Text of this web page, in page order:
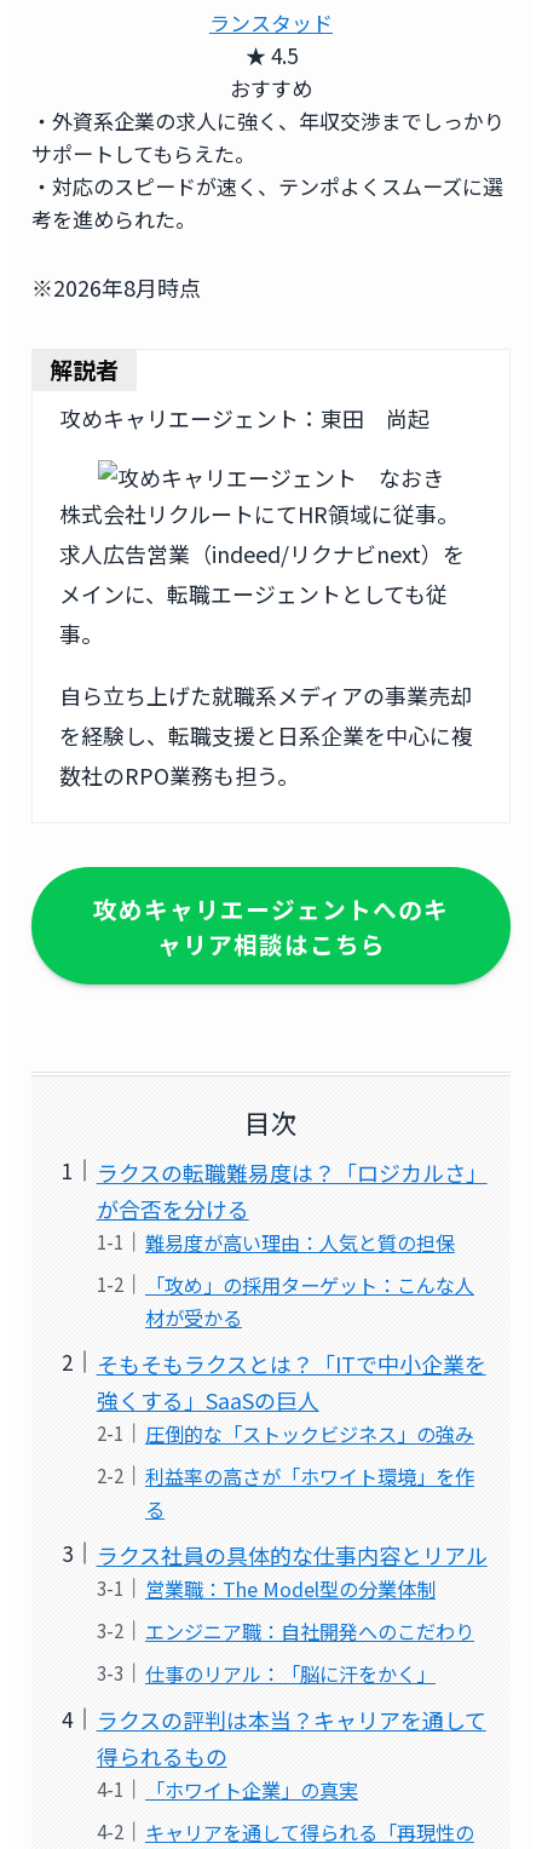
ランスタッド
★ 4.5
おすすめ
・外資系企業の求人に強く、年収交渉までしっかり
サポートしてもらえた。
・対応のスピードが速く、テンポよくスムーズに選
考を進められた。
※2026年8月時点
解説者
攻めキャリエージェント：東田 尚起
株式会社リクルートにてHR領域に従事。
求人広告営業（indeed/リクナビnext）を
メインに、転職エージェントとしても従
事。
自ら立ち上げた就職系メディアの事業売却
を経験し、転職支援と日系企業を中心に複
数社のRPO業務も担う。
攻めキャリエージェントへのキ
ャリア相談はこちら
目次
ラクスの転職難易度は？「ロジカルさ」
が合否を分ける
難易度が高い理由：人気と質の担保
「攻め」の採用ターゲット：こんな人
材が受かる
そもそもラクスとは？「ITで中小企業を
強くする」SaaSの巨人
圧倒的な「ストックビジネス」の強み
利益率の高さが「ホワイト環境」を作
る
ラクス社員の具体的な仕事内容とリアル
営業職：The Model型の分業体制
エンジニア職：自社開発へのこだわり
仕事のリアル：「脳に汗をかく」
ラクスの評判は本当？キャリアを通して
得られるもの
「ホワイト企業」の真実
キャリアを通して得られる「再現性の